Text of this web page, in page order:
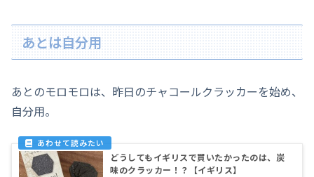
あとは自分用
あとのモロモロは、昨日のチャコールクラッカーを始め、
自分用。
どうしてもイギリスで買いたかったのは、炭
味のクラッカー！？【イギリス】